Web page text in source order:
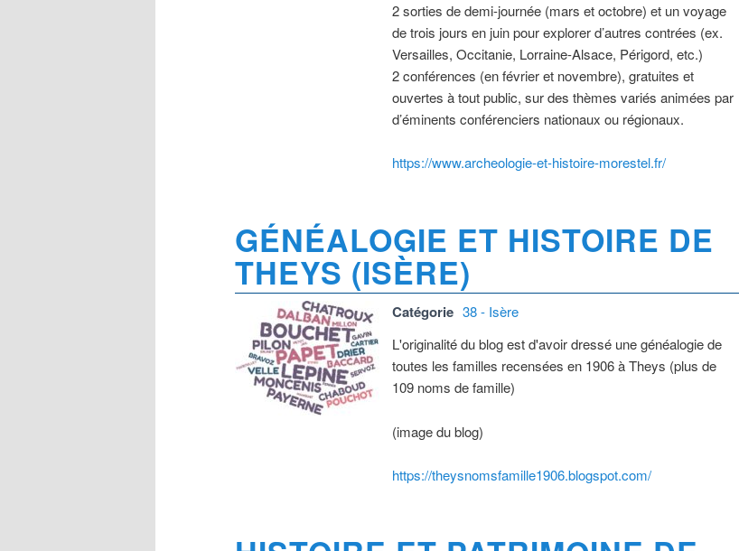
2 sorties de demi-journée (mars et octobre) et un voyage
de trois jours en juin pour explorer d’autres contrées (ex.
Versailles, Occitanie, Lorraine-Alsace, Périgord, etc.)
2 conférences (en février et novembre), gratuites et
ouvertes à tout public, sur des thèmes variés animées par
d’éminents conférenciers nationaux ou régionaux.
https://www.archeologie-et-histoire-morestel.fr/
GÉNÉALOGIE ET HISTOIRE DE
THEYS (ISÈRE)
Catégorie 38 - Isère
L'originalité du blog est d'avoir dressé une généalogie de
toutes les familles recensées en 1906 à Theys (plus de
109 noms de famille)
(image du blog)
https://theysnomsfamille1906.blogspot.com/